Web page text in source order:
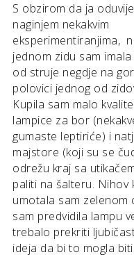
S obzirom da ja
naginjem nekakvim
eksperimentiranjima,
jednom zidu sam imala
od struje negdje na
polovici jednog od
Kupila sam malo
lampice za bor
gumaste leptiriće) i
majstore (koji su se
odrežu kraj sa
paliti na šalteru.
umotala sam zelenom
sam predvidila lampu
trebalo prekriti
ideja da bi to mogla